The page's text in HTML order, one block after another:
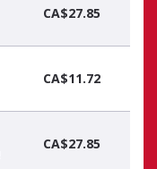
CA$27.85
CA$11.72
CA$27.85